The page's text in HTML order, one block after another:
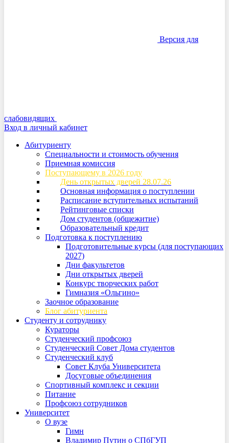
Версия для
слабовидящих
Вход в личный кабинет
Абитуриенту
Специальности и стоимость обучения
Приемная комиссия
Поступающему в 2026 году
День открытых дверей 28.07.26
Основная информация о поступлении
Расписание вступительных испытаний
Рейтинговые списки
Дом студентов (общежитие)
Образовательный кредит
Подготовка к поступлению
Подготовительные курсы (для поступающих
2027)
Дни факультетов
Дни открытых дверей
Конкурс творческих работ
Гимназия «Ольгино»
Заочное образование
Блог абитуриента
Студенту и сотруднику
Кураторы
Студенческий профсоюз
Студенческий Совет Дома студентов
Студенческий клуб
Совет Клуба Университета
Досуговые объединения
Спортивный комплекс и секции
Питание
Профсоюз сотрудников
Университет
О вузе
Гимн
Владимир Путин о СПбГУП